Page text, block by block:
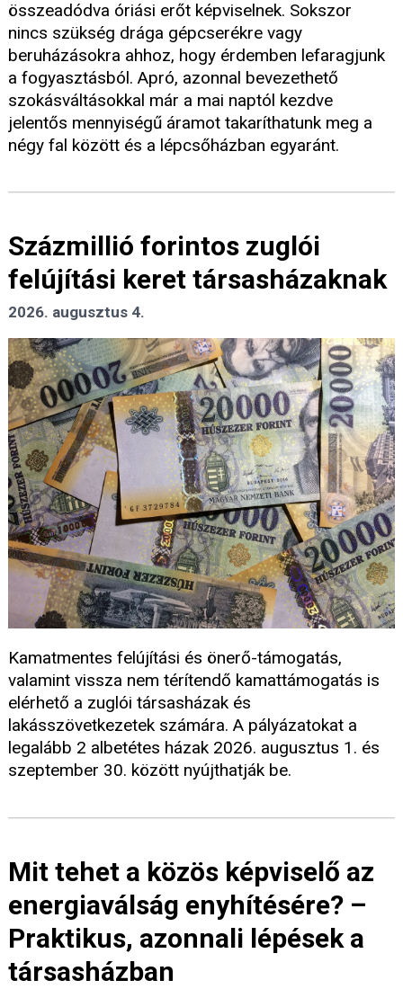
összeadódva óriási erőt képviselnek. Sokszor
nincs szükség drága gépcserékre vagy
beruházásokra ahhoz, hogy érdemben lefaragjunk
a fogyasztásból. Apró, azonnal bevezethető
szokásváltásokkal már a mai naptól kezdve
jelentős mennyiségű áramot takaríthatunk meg a
négy fal között és a lépcsőházban egyaránt.
Százmillió forintos zuglói
felújítási keret társasházaknak
2026. augusztus 4.
Kamatmentes felújítási és önerő-támogatás,
valamint vissza nem térítendő kamattámogatás is
elérhető a zuglói társasházak és
lakásszövetkezetek számára. A pályázatokat a
legalább 2 albetétes házak 2026. augusztus 1. és
szeptember 30. között nyújthatják be.
Mit tehet a közös képviselő az
energiaválság enyhítésére? –
Praktikus, azonnali lépések a
társasházban